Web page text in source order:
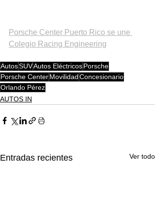
Porsche Center Puerto Rico se une
Colegio Racing Engineering
AutosSUVAutos EléctricosPorsche
Porsche CenterMovilidadConcesionario
Orlando Pérez
AUTOS IN
Entradas recientes Ver todo